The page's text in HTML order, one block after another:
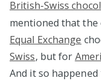
British-Swiss
mentioned that the
Equal Exchange
Swiss, but for
And it so